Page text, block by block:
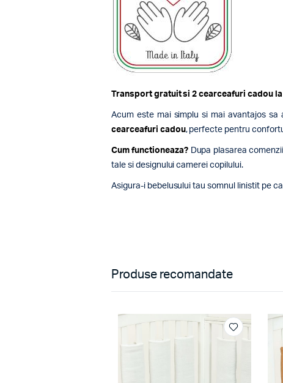
Transport gratuit si 2 cearceafuri cadou
Acum este mai simplu si mai avantajos
cearceafuri cadou, perfecte pentru
Cum functioneaza? Dupa plasarea
tale si designului camerei copilului.
Asigura-i bebelusului tau somnul linistit pe
Produse recomandate